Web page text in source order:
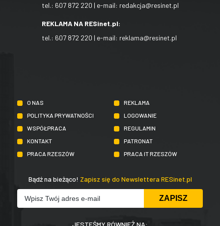
tel.: 607 872 220 | e-mail: redakcja@resinet.pl
REKLAMA NA RESinet.pl:
tel.: 607 872 220 | e-mail: reklama@resinet.pl
O NAS
REKLAMA
POLITYKA PRYWATNOŚCI
LOGOWANIE
WSPÓŁPRACA
REGULAMIN
KONTAKT
PATRONAT
PRACA RZESZÓW
PRACA IT RZESZÓW
Bądź na bieżąco! Zapisz się do Newslettera RESinet.pl
JESTEŚMY RÓWNIEŻ NA: